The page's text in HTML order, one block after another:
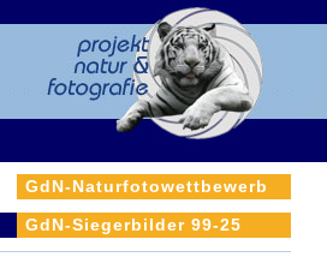
GdN-Naturfotowettbewerb
GdN-Siegerbilder 99-25